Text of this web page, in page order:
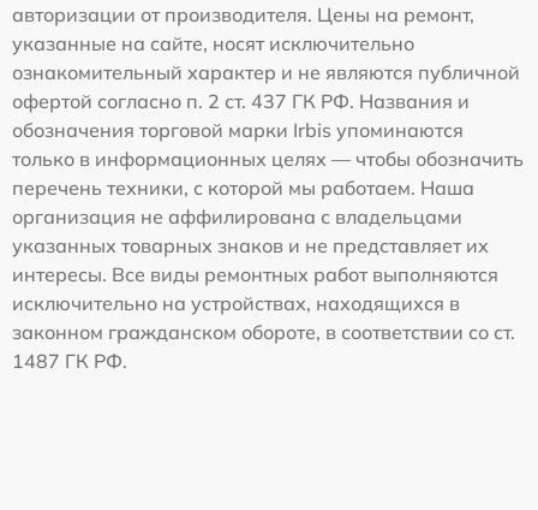
авторизации от производителя. Цены на ремонт,
указанные на сайте, носят исключительно
ознакомительный характер и не являются публичной
офертой согласно п. 2 ст. 437 ГК РФ. Названия и
обозначения торговой марки Irbis упоминаются
только в информационных целях — чтобы обозначить
перечень техники, с которой мы работаем. Наша
организация не аффилирована с владельцами
указанных товарных знаков и не представляет их
интересы. Все виды ремонтных работ выполняются
исключительно на устройствах, находящихся в
законном гражданском обороте, в соответствии со ст.
1487 ГК РФ.